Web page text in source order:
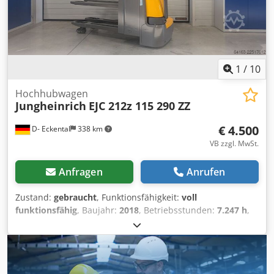
Seiten bedienbar, Durchgreifschutz aus Plexiglas,
Hubhöhensensor, Batterie kann auf Wunsch (gegen
Aufpreis) regeneriert werden
1 / 10
D- Eckental 338 km
Hochhubwagen
Jungheinrich EJC 212z 115 290 ZZ
€ 4.500
VB zzgl. MwSt.
Anfragen Anrufen
Zustand: gebraucht, Funktionsfähigkeit: voll
funktionsfähig, Baujahr: 2018, Betriebsstunden: 7.247 h,
, Hubhöhe:2.900 mm
mm, Kraftstofftyp:elektrisch, Masttyp:Duplex, Bauhöhe:
1.910 mm, Gabellänge:1.150 mm, Leergewicht: 976 kg,
Gesamtlänge:1.981 mm, Antriebsart: Elektro, Baubreite: